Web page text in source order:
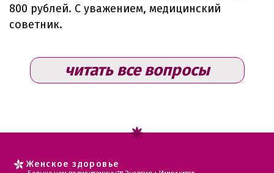
800 рублей. С уважением, медицинский
советник.
читать все вопросы
Женское здоровье